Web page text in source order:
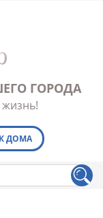
ГОРОДА
ДОМА